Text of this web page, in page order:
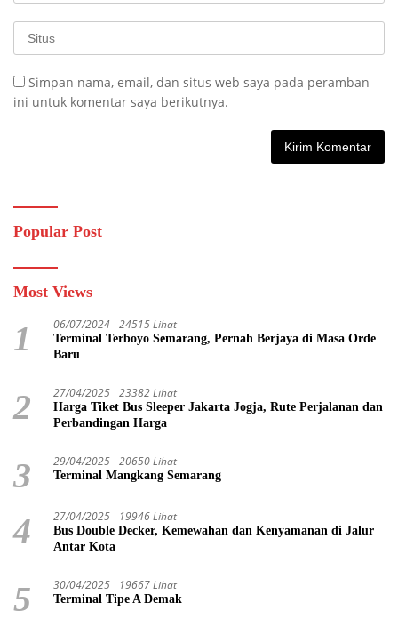
Simpan nama, email, dan situs web saya pada peramban
ini untuk komentar saya berikutnya.
Popular Post
Most Views
1 06/07/2024 24515 Lihat
Terminal Terboyo Semarang, Pernah Berjaya di Masa Orde
Baru
2 27/04/2025 23382 Lihat
Harga Tiket Bus Sleeper Jakarta Jogja, Rute Perjalanan dan
Perbandingan Harga
3 29/04/2025 20650 Lihat
Terminal Mangkang Semarang
4 27/04/2025 19946 Lihat
Bus Double Decker, Kemewahan dan Kenyamanan di Jalur
Antar Kota
5 30/04/2025 19667 Lihat
Terminal Tipe A Demak